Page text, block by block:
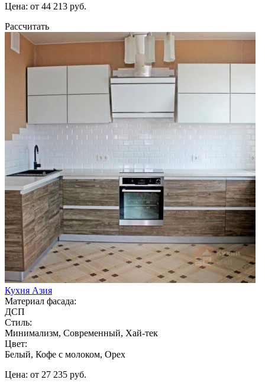
Цена: от 44 213 руб.
Рассчитать
Кухня Азия
Материал фасада:
ДСП
Стиль:
Минимализм, Современный, Хай-тек
Цвет:
Белый, Кофе с молоком, Орех
Цена: от 27 235 руб.